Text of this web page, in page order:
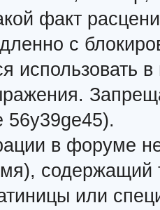
факт
с
использовать
56y39ge45).
в форуме
содержащий
или